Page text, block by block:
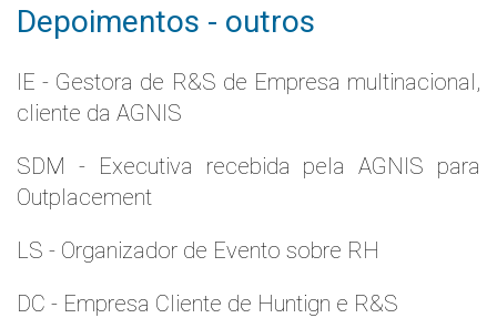
Depoimentos - outros
IE - Gestora de R&S de Empresa multinacional,
cliente da AGNIS
SDM - Executiva recebida pela AGNIS para
Outplacement
LS - Organizador de Evento sobre RH
DC - Empresa Cliente de Huntign e R&S